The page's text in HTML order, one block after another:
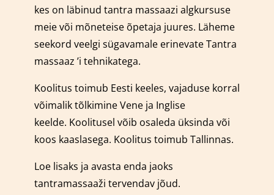
kes on läbinud tantra massaazi algkursuse
meie või mõneteise õpetaja juures. Läheme
seekord veelgi sügavamale erinevate Tantra
massaaz ’i tehnikatega.
Koolitus toimub Eesti keeles, vajaduse korral
võimalik tõlkimine Vene ja Inglise
keelde. Koolitusel võib osaleda üksinda või
koos kaaslasega. Koolitus toimub Tallinnas.
Loe lisaks ja avasta enda jaoks
tantramassaaži tervendav jõud.